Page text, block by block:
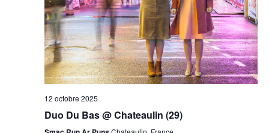
12 octobre 2025
Duo Du Bas @ Chateaulin (29)